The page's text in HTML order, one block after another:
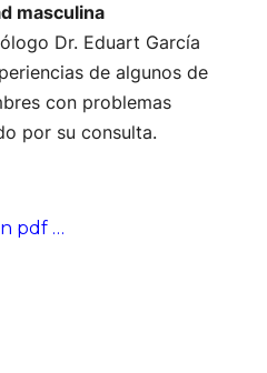
masculina
Dr. Eduart García
de algunos de
con problemas
por su consulta.
pdf …